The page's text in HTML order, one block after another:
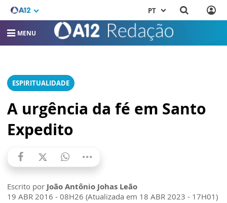
PT
MENU
ESPIRITUALIDADE
A urgência da fé em Santo
Expedito
Escrito por João Antônio Johas Leão
19 ABR 2016 - 08H26 (Atualizada em 18 ABR 2023 - 17H01)